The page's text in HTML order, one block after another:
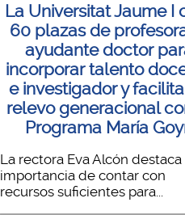
La Universitat Jaume I
60 plazas de
ayudante doctor
incorporar talento
e investigador y
relevo generacional
Programa María
La rectora Eva Alcón destaca
importancia de contar con
recursos suficientes para...